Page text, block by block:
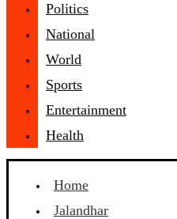
Politics
National
World
Sports
Entertainment
Health
Home
Jalandhar